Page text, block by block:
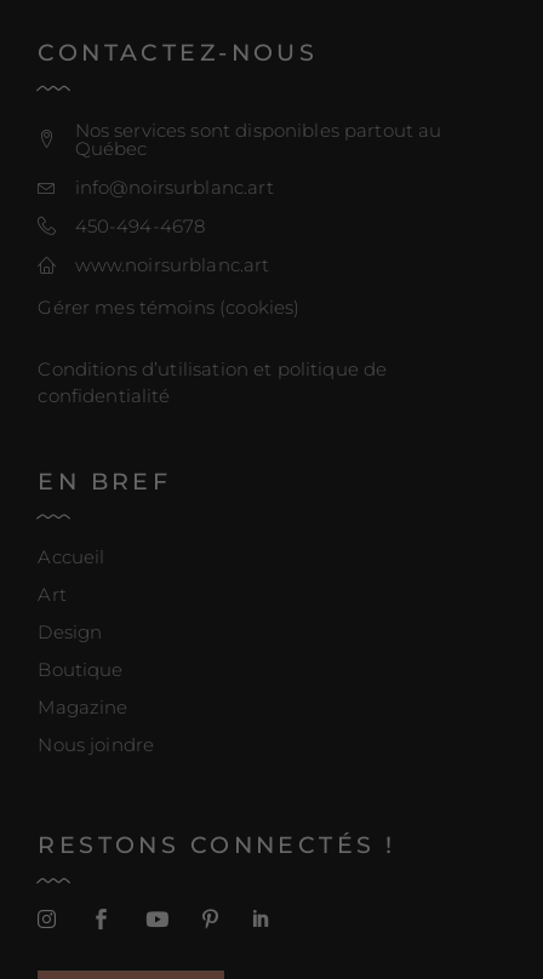
CONTACTEZ-NOUS
Nos services sont disponibles partout au
Québec
info@noirsurblanc.art
450-494-4678
www.noirsurblanc.art
Gérer mes témoins (cookies)
Conditions d’utilisation et politique de
confidentialité
EN BREF
Accueil
Art
Design
Boutique
Magazine
Nous joindre
RESTONS CONNECTÉS !